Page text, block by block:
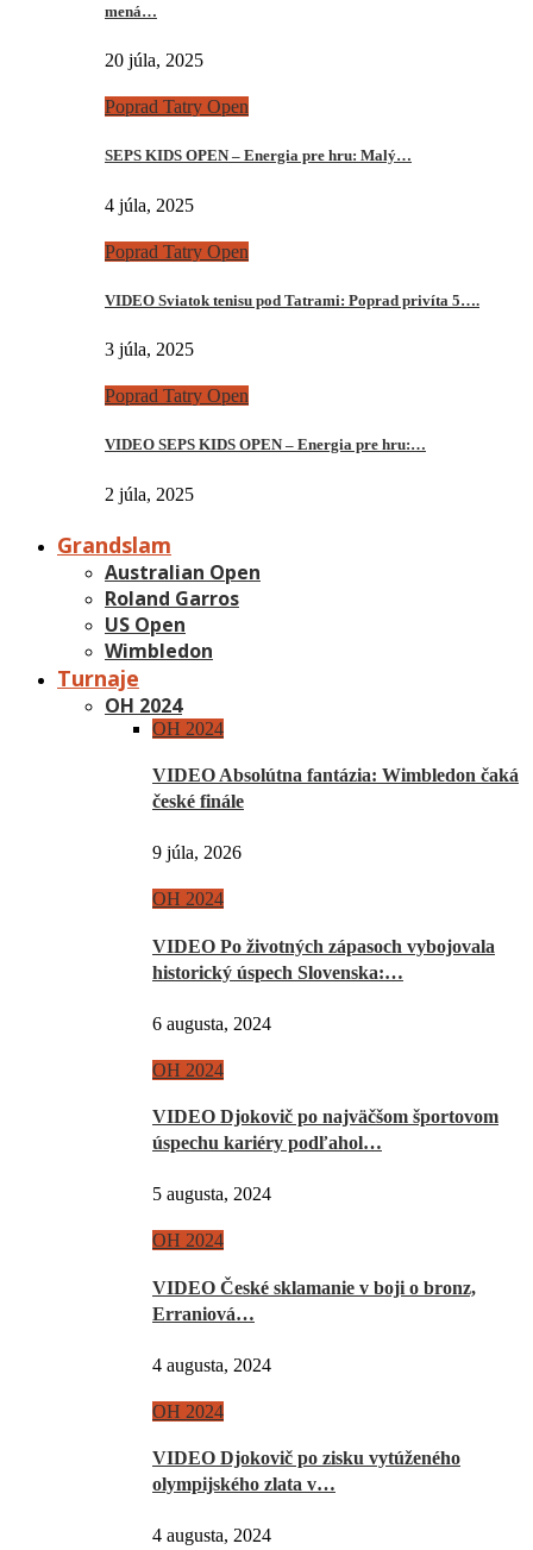
mená…
20 júla, 2025
Poprad Tatry Open
SEPS KIDS OPEN – Energia pre hru: Malý…
4 júla, 2025
Poprad Tatry Open
VIDEO Sviatok tenisu pod Tatrami: Poprad privíta 5….
3 júla, 2025
Poprad Tatry Open
VIDEO SEPS KIDS OPEN – Energia pre hru:…
2 júla, 2025
Grandslam
Australian Open
Roland Garros
US Open
Wimbledon
Turnaje
OH 2024
OH 2024
VIDEO Absolútna fantázia: Wimbledon čaká
české finále
9 júla, 2026
OH 2024
VIDEO Po životných zápasoch vybojovala
historický úspech Slovenska:…
6 augusta, 2024
OH 2024
VIDEO Djokovič po najväčšom športovom
úspechu kariéry podľahol…
5 augusta, 2024
OH 2024
VIDEO České sklamanie v boji o bronz,
Erraniová…
4 augusta, 2024
OH 2024
VIDEO Djokovič po zisku vytúženého
olympijského zlata v…
4 augusta, 2024